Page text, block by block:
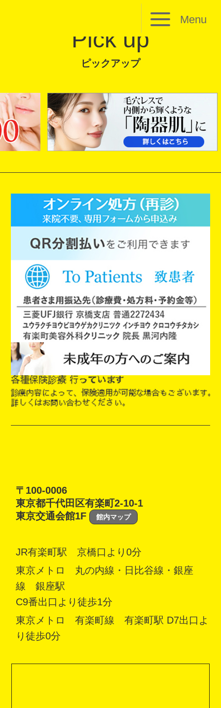
Menu
Pick up
ピックアップ
〒100-0006
東京都千代田区有楽町2-10-1
東京交通会館1F
館内マップ
JR有楽町駅 京橋口より0分
東京メトロ 丸の内線・日比谷線・銀座
線 銀座駅
C9番出口より徒歩1分
東京メトロ 有楽町線 有楽町駅 D7出口よ
り徒歩0分